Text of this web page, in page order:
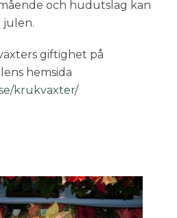
och hudutslag kan
julen.
giftighet på
hemsida
krukvaxter/